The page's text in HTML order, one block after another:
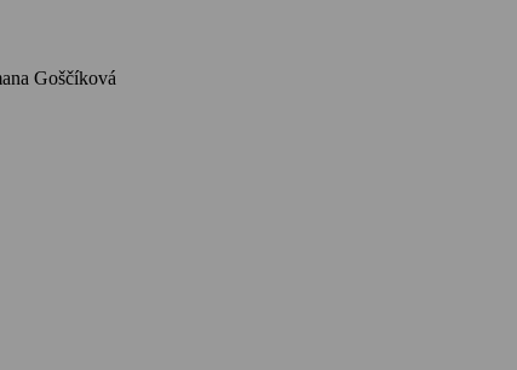
Plesl, Evelyn Kramerová, Martin Písařík, Ondřej Malý, Veronika Žilková, Jana Švandová, Romana Goščíková